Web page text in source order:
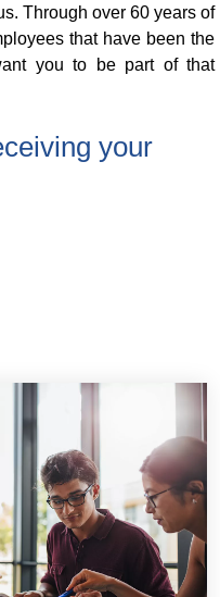
Through over 60 years of
that have been the
you to be part of that
your